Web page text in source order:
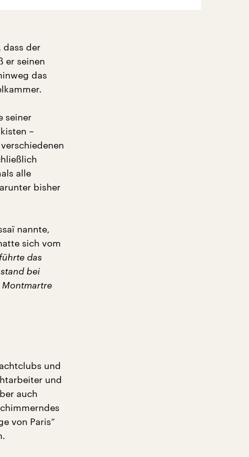
dass der
er seinen
das
seiner
–
alle
bisher
nannte,
sich vom
das
bei
und
und
auch
von Paris“